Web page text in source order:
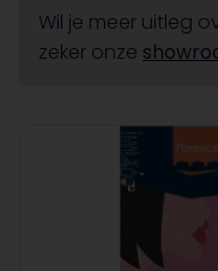
Wil je meer uitleg
zeker onze